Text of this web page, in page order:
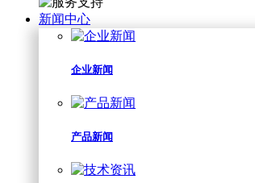
新闻中心
企业新闻
产品新闻